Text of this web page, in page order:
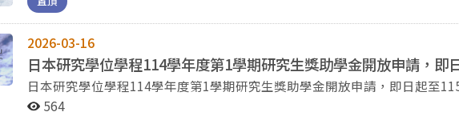
2026-03-16
日本研究學位學程114學年度第1學期研究生獎助學金開放申請，即
日本研究學位學程114學年度第1學期研究生獎助學金開放申請，即日起至115年4月7
象： 本學程碩博士班學生，以其前一學期成績為準，不包括代訓生、休學生、交換生、陸生及領有台灣獎564